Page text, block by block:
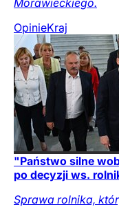
OpinieKraj
"Państwo silne
po decyzji ws.
Sprawa rolnika,